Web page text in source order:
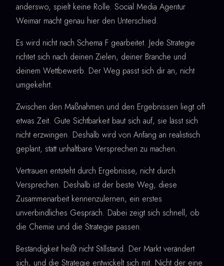
anderswo, spielt keine Rolle. Social Media Agentur
Weimar macht genau hier den Unterschied.
Es wird nicht nach Schema F gearbeitet. Jede Strategie
richtet sich nach deinen Zielen, deiner Branche und
deinem Wettbewerb. Der Weg passt sich dir an, nicht
umgekehrt.
Zwischen den Maßnahmen und den Ergebnissen liegt oft
etwas Zeit. Gute Sichtbarkeit baut sich auf, sie lässt sich
nicht erzwingen. Deshalb wird von Anfang an realistisch
geplant, statt unhaltbare Versprechen zu machen.
Vertrauen entsteht durch Ergebnisse, nicht durch
Versprechen. Deshalb ist der beste Weg, diese
Zusammenarbeit kennenzulernen, ein erstes
unverbindliches Gespräch. Dabei zeigt sich schnell, ob
die Chemie und die Strategie passen.
Beständigkeit heißt nicht Stillstand. Der Markt verändert
sich, und die Strategie entwickelt sich mit. Nicht der eine